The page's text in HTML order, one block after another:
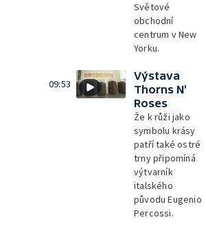
Světové
obchodní
centrum v New
Yorku.
09:53
Výstava
Thorns N'
Roses
Že k růži jako
symbolu krásy
patří také ostré
trny připomíná
výtvarník
italského
původu Eugenio
Percossi.